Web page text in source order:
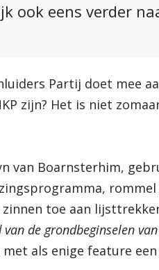
ook eens verder
Partij doet mee
zijn? Het is niet
van Boarnsterhim,
toe aan
de grondbeginselen
met als enige feature